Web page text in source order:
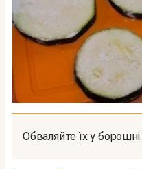
Обваляйте їх у борошні.